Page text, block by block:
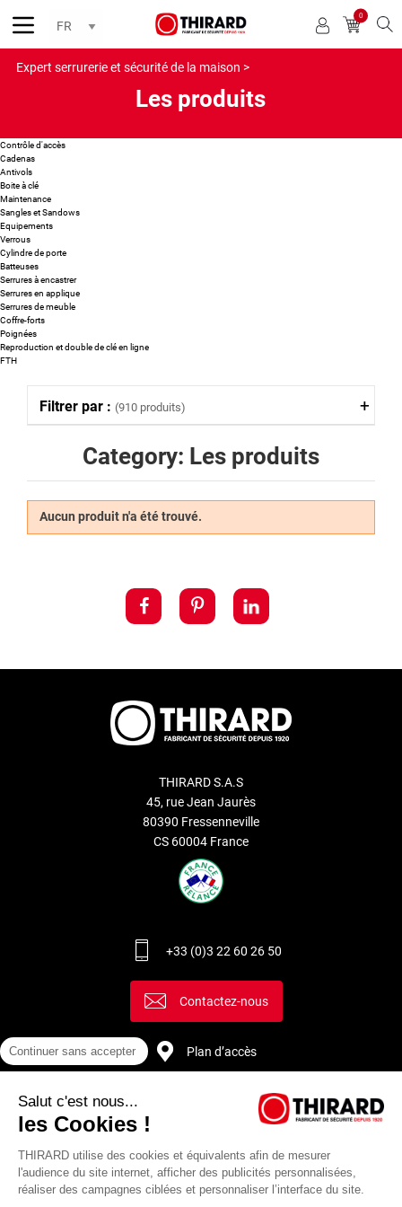
0
Expert serrurerie et sécurité de la maison >
Les produits
Contrôle d'accès
Cadenas
Antivols
Boite à clé
Maintenance
Sangles et Sandows
Equipements
Verrous
Cylindre de porte
Batteuses
Serrures à encastrer
Serrures en applique
Serrures de meuble
Coffre-forts
Poignées
Reproduction et double de clé en ligne
FTH
Category: Les produits
Aucun produit n'a été trouvé.
Filtrer par : (910 produits)
THIRARD S.A.S
45, rue Jean Jaurès
80390 Fressenneville
CS 60004 France
+33 (0)3 22 60 26 50
Contactez-nous
Plan d’accès
Continuer sans accepter
Salut c'est nous...
les Cookies !
THIRARD utilise des cookies et équivalents afin de mesurer
l'audience du site internet, afficher des publicités personnalisées,
réaliser des campagnes ciblées et personnaliser l’interface du site.